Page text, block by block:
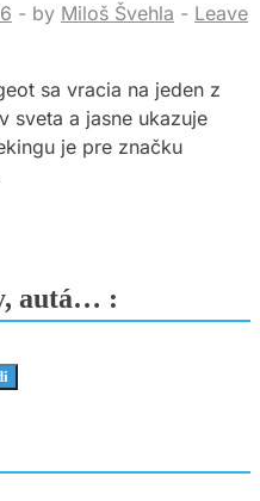
- by Miloš Švehla - Leave
sa vracia na jeden z
sveta a jasne ukazuje
je pre značku
autá… :